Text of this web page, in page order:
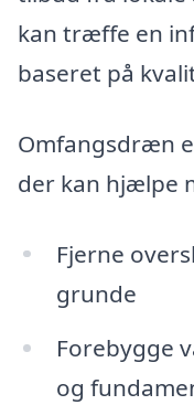
kan træffe en
baseret på
Omfangsdræn
der kan hjælpe
Fjerne
grunde
Forebygge
og